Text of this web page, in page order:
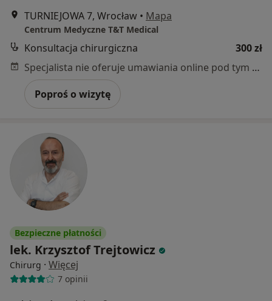
TURNIEJOWA 7, Wrocław • Mapa
Centrum Medyczne T&T Medical
Konsultacja chirurgiczna
300 zł
Specjalista nie oferuje umawiania online pod tym adresem.
Poproś o wizytę
Bezpieczne płatności
lek. Krzysztof Trejtowicz
Chirurg · Więcej
7 opinii